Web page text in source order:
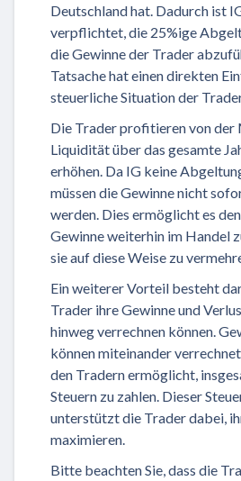
Deutschland hat. Dadurch ist
verpflichtet, die 25%ige
die Gewinne der Trader
Tatsache hat einen direkten
steuerliche Situation der
Die Trader profitieren von
Liquidität über das gesamte
erhöhen. Da IG keine
müssen die Gewinne nicht
werden. Dies ermöglicht es
Gewinne weiterhin im Handel
sie auf diese Weise zu
Ein weiterer Vorteil besteht
Trader ihre Gewinne und
hinweg verrechnen können.
können miteinander
den Tradern ermöglicht,
Steuern zu zahlen. Dieser
unterstützt die Trader dabei,
maximieren.
Bitte beachten Sie, dass die